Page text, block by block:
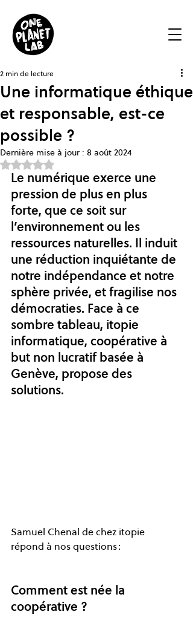
Une informatique éthique
et responsable, est-ce
possible ?
2 min de lecture
Dernière mise à jour : 8 août 2024
Noté NaN étoiles sur 5.
Le numérique exerce une
pression de plus en plus
forte, que ce soit sur
l’environnement ou les
ressources naturelles. Il induit
une réduction inquiétante de
notre indépendance et notre
sphère privée, et fragilise nos
démocraties. Face à ce
sombre tableau, itopie
informatique, coopérative à
but non lucratif basée à
Genève, propose des
solutions.
Samuel Chenal de chez itopie
répond à nos questions :
Comment est née la
coopérative ?